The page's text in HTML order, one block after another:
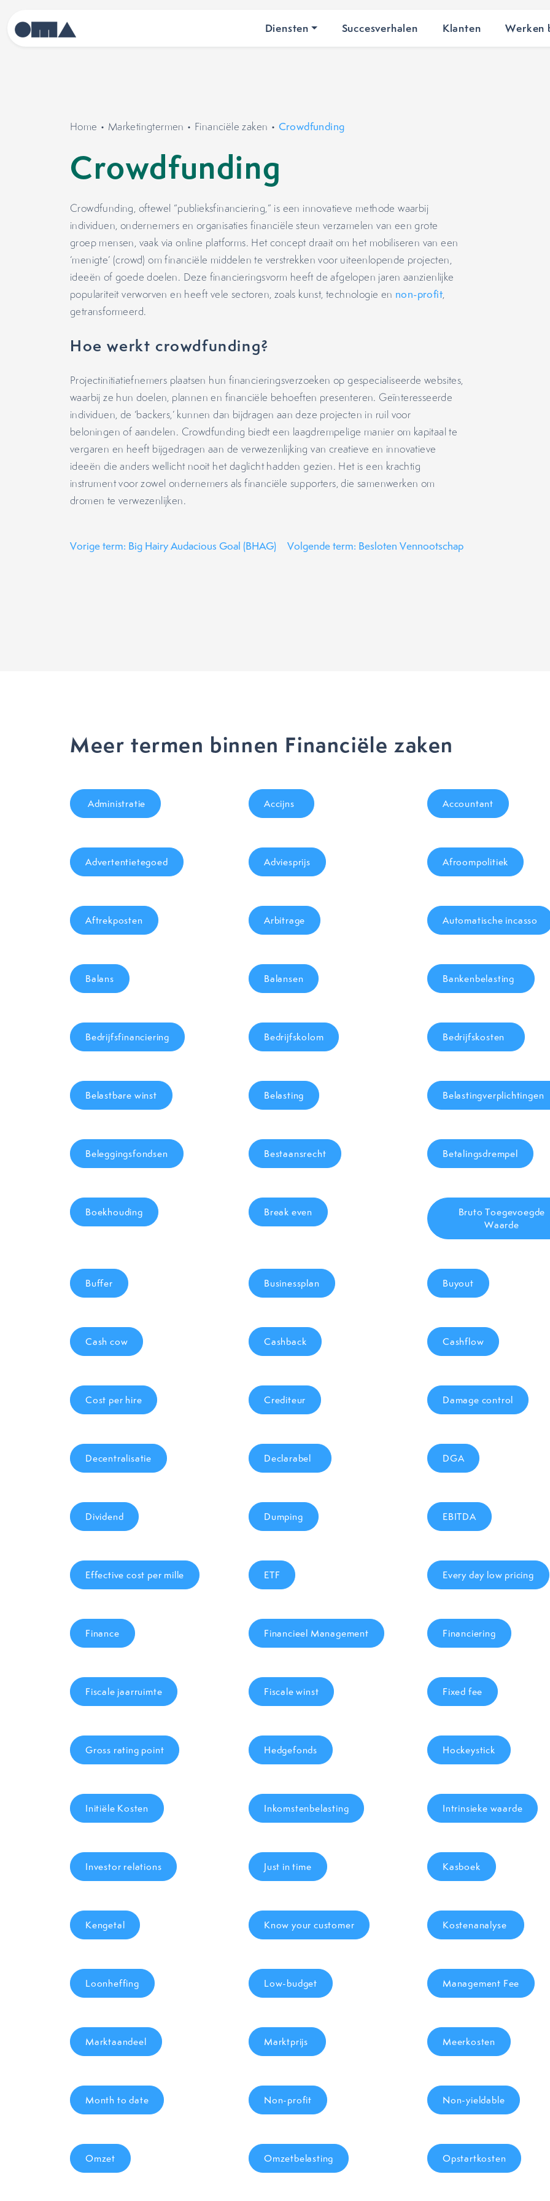
Diensten Succesverhalen Klanten Werken
Home • Marketingtermen • Financiële zaken • Crowdfunding
Crowdfunding
Crowdfunding, oftewel “publieksfinanciering,” is een innovatieve methode waarbij
individuen, ondernemers en organisaties financiële steun verzamelen van een grote
groep mensen, vaak via online platforms. Het concept draait om het mobiliseren van een
‘menigte’ (crowd) om financiële middelen te verstrekken voor uiteenlopende projecten,
ideeën of goede doelen. Deze financieringsvorm heeft de afgelopen jaren aanzienlijke
populariteit verworven en heeft vele sectoren, zoals kunst, technologie en non-profit,
getransformeerd.
Hoe werkt crowdfunding?
Projectinitiatiefnemers plaatsen hun financieringsverzoeken op gespecialiseerde websites,
waarbij ze hun doelen, plannen en financiële behoeften presenteren. Geïnteresseerde
individuen, de ‘backers,’ kunnen dan bijdragen aan deze projecten in ruil voor
beloningen of aandelen. Crowdfunding biedt een laagdrempelige manier om kapitaal te
vergaren en heeft bijgedragen aan de verwezenlijking van creatieve en innovatieve
ideeën die anders wellicht nooit het daglicht hadden gezien. Het is een krachtig
instrument voor zowel ondernemers als financiële supporters, die samenwerken om
dromen te verwezenlijken.
Vorige term: Big Hairy Audacious Goal (BHAG) Volgende term: Besloten Vennootschap
Meer termen binnen Financiële zaken
Administratie Accijns Accountant
Advertentietegoed Adviesprijs Afroompolitiek
Aftrekposten Arbitrage Automatische incasso
Balans Balansen Bankenbelasting
Bedrijfsfinanciering Bedrijfskolom Bedrijfskosten
Belastbare winst Belasting Belastingverplichtingen
Beleggingsfondsen Bestaansrecht Betalingsdrempel
Boekhouding Break even
Bruto Toegevoegde
Waarde
Buffer Businessplan Buyout
Cash cow Cashback Cashflow
Cost per hire Crediteur Damage control
Decentralisatie Declarabel DGA
Dividend Dumping EBITDA
Effective cost per mille ETF Every day low pricing
Finance Financieel Management Financiering
Fiscale jaarruimte Fiscale winst Fixed fee
Gross rating point Hedgefonds Hockeystick
Initiële Kosten Inkomstenbelasting Intrinsieke waarde
Investor relations Just in time Kasboek
Kengetal Know your customer Kostenanalyse
Loonheffing Low-budget Management Fee
Marktaandeel Marktprijs Meerkosten
Month to date Non-profit Non-yieldable
Omzet Omzetbelasting Opstartkosten